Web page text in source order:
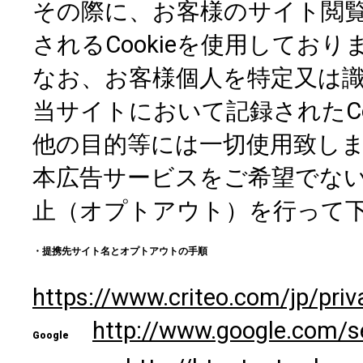
その際に、お客様のサイト閲
されるCookieを使用しており
なお、お客様個人を特定又は
当サイトにおいて記録された
他の目的等には一切使用致し
本広告サービスをご希望でな
止（オプトアウト）を行って
・提携先サイト名とオプトアウトの手順
https://www.criteo.com/jp/
Google
http://www.google.com/